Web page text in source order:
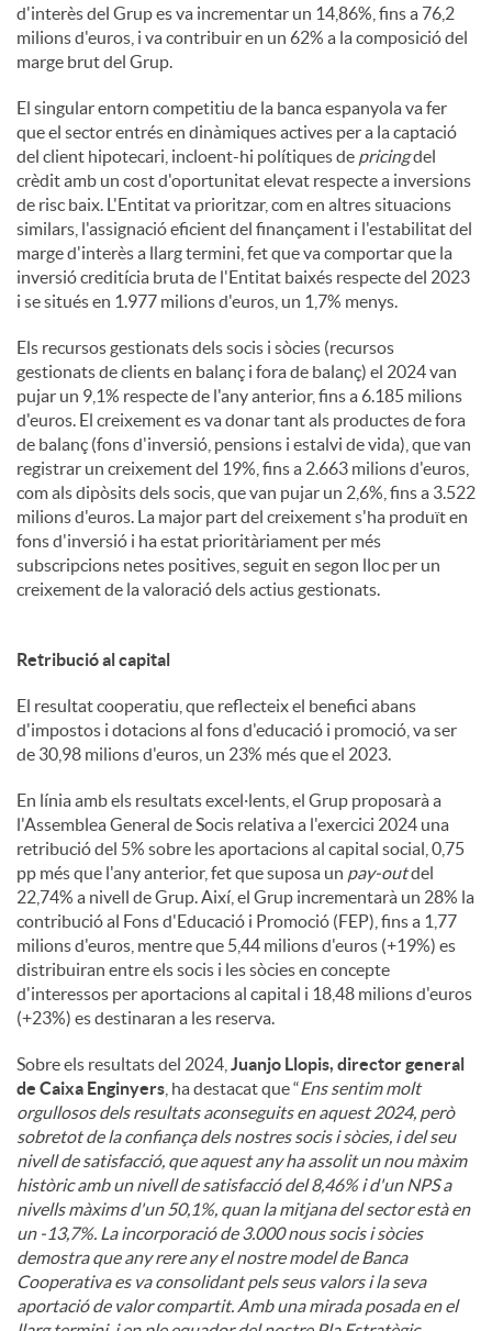
d'interès del Grup es va incrementar un 14,86%, fins a 76,2
milions d'euros, i va contribuir en un 62% a la composició del
marge brut del Grup.
El singular entorn competitiu de la banca espanyola va fer
que el sector entrés en dinàmiques actives per a la captació
del client hipotecari, incloent-hi polítiques de pricingdel
crèdit amb un cost d'oportunitat elevat respecte a inversions
de risc baix. L'Entitat va prioritzar, com en altres situacions
similars, l'assignació eficient del finançament i l'estabilitat del
marge d'interès a llarg termini, fet que va comportar que la
inversió creditícia bruta de l'Entitat baixés respecte del 2023
i se situés en 1.977 milions d'euros, un 1,7% menys.
Els recursos gestionats dels socis i sòcies (recursos
gestionats de clients en balanç i fora de balanç) el 2024 van
pujar un 9,1% respecte de l'any anterior, fins a 6.185 milions
d'euros. El creixement es va donar tant als productes de fora
de balanç (fons d'inversió, pensions i estalvi de vida), que van
registrar un creixement del 19%, fins a 2.663 milions d'euros,
com als dipòsits dels socis, que van pujar un 2,6%, fins a 3.522
milions d'euros. La major part del creixement s'ha produït en
fons d'inversió i ha estat prioritàriament per més
subscripcions netes positives, seguit en segon lloc per un
creixement de la valoració dels actius gestionats.
Retribució al capital
El resultat cooperatiu, que reflecteix el benefici abans
d'impostos i dotacions al fons d'educació i promoció, va ser
de 30,98 milions d'euros, un 23% més que el 2023.
En línia amb els resultats excel·lents, el Grup proposarà a
l'Assemblea General de Socis relativa a l'exercici 2024 una
retribució del 5% sobre les aportacions al capital social, 0,75
pp més que l'any anterior, fet que suposa un pay-outdel
22,74% a nivell de Grup. Així, el Grup incrementarà un 28% la
contribució al Fons d'Educació i Promoció (FEP), fins a 1,77
milions d'euros, mentre que 5,44 milions d'euros (+19%) es
distribuiran entre els socis i les sòcies en concepte
d'interessos per aportacions al capital i 18,48 milions d'euros
(+23%) es destinaran a les reserva.
Sobre els resultats del 2024, Juanjo Llopis, director general
de Caixa Enginyers , ha destacat que “Ens sentim molt
orgullosos dels resultats aconseguits en aquest 2024, però
sobretot de la confiança dels nostres socis i sòcies, i del seu
nivell de satisfacció, que aquest any ha assolit un nou màxim
històric amb un nivell de satisfacció del 8,46% i d'un NPS a
nivells màxims d'un 50,1%, quan la mitjana del sector està en
un -13,7%. La incorporació de 3.000 nous socis i sòcies
demostra que any rere any el nostre model de Banca
Cooperativa es va consolidant pels seus valors i la seva
aportació de valor compartit. Amb una mirada posada en el